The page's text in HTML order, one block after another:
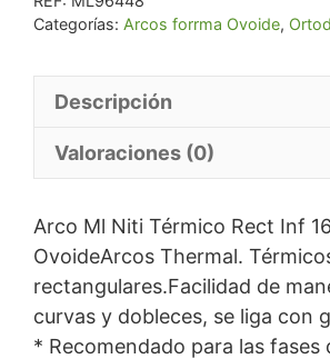
Ovoide
Categorías: Arcos forrma Ovoide,
Descripción
Valoraciones (0)
Arco Ml Niti Térmico Rect Inf
OvoideArcos Thermal.
rectangulares.Facilidad de
curvas y dobleces, se liga con
* Recomendado para las fases